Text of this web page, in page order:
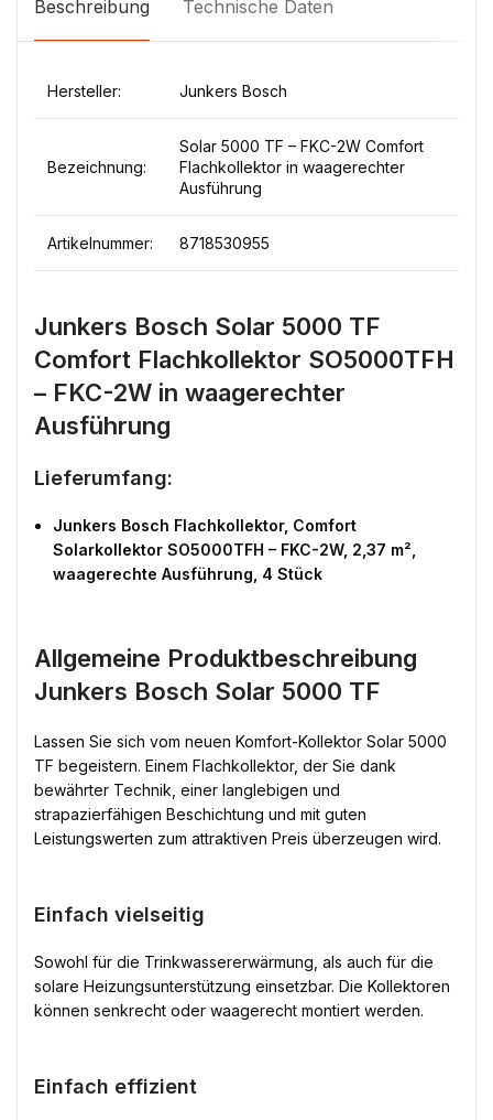
Beschreibung Technische Daten
Hersteller: Junkers Bosch
Bezeichnung:
Solar 5000 TF – FKC-2W Comfort
Flachkollektor in waagerechter
Ausführung
Artikelnummer: 8718530955
Junkers Bosch Solar 5000 TF
Comfort Flachkollektor SO5000TFH
– FKC-2W in waagerechter
Ausführung
Lieferumfang:
Junkers Bosch Flachkollektor, Comfort
Solarkollektor SO5000TFH – FKC-2W, 2,37 m²,
waagerechte Ausführung, 4 Stück
Allgemeine Produktbeschreibung
Junkers Bosch Solar 5000 TF
Lassen Sie sich vom neuen Komfort-Kollektor Solar 5000
TF begeistern. Einem Flachkollektor, der Sie dank
bewährter Technik, einer langlebigen und
strapazierfähigen Beschichtung und mit guten
Leistungswerten zum attraktiven Preis überzeugen wird.
Einfach vielseitig
Sowohl für die Trinkwassererwärmung, als auch für die
solare Heizungsunterstützung einsetzbar. Die Kollektoren
können senkrecht oder waagerecht montiert werden.
Einfach effizient